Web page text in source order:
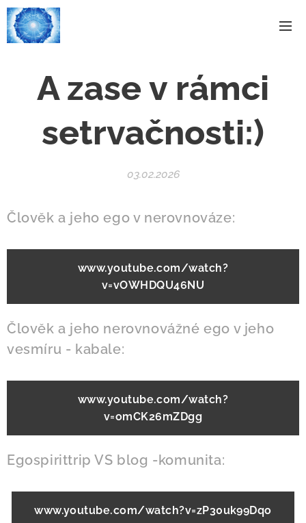
A zase v rámci
setrvačnosti:)
03.02.2026
Člověk a jeho ego v nerovnováze:
www.youtube.com/watch?
v=vOWHDQU46NU
Člověk a jeho nerovnovážné ego v jeho
vesmíru - kabale:
www.youtube.com/watch?
v=omCK26mZDgg
Egospirittrip VS blog -komunita:
www.youtube.com/watch?v=zP30uk99Dqo